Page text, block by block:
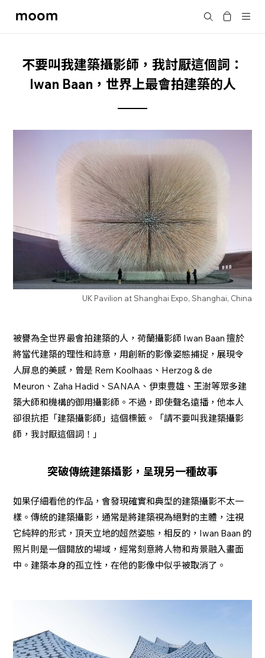
moom
Search
不要叫我建築攝影師，我討厭這個詞：
Iwan Baan，世界上最會拍建築的人
UK Pavilion at Shanghai Expo, Shanghai, China
被譽為全世界最會拍建築的人，荷蘭攝影師 Iwan Baan 擅於
將當代建築的理性和詩意，用創新的影像姿態捕捉，展現令
人屏息的美感，曾是 Rem Koolhaas、Herzog & de
Meuron、Zaha Hadid、SANAA、伊東豊雄、王澍等眾多建
築大師和機構的御用攝影師。不過，即使聲名遠播，他本人
卻很抗拒「建築攝影師」這個標籤。「請不要叫我建築攝影
師，我討厭這個詞！」
突破傳統建築攝影，呈現另一種故事
如果仔細看他的作品，會發現確實和典型的建築攝影不太一
樣。傳統的建築攝影，通常是將建築視為絕對的主體，注視
它純粹的形式，頂天立地的超然姿態，相反的，Iwan Baan 的
照片則是一個開放的場域，經常刻意將人物和背景融入畫面
中。建築本身的孤立性，在他的影像中似乎被取消了。